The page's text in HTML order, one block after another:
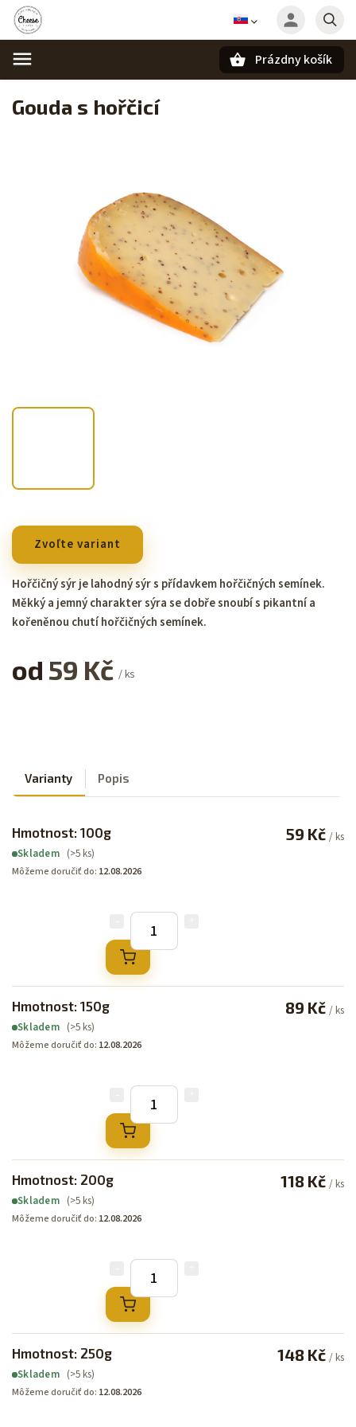
Prázdny košík
Gouda s hořčicí
od 59 Kč / ks
Zvoľte variant
Hořčičný sýr je lahodný sýr s přídavkem hořčičných semínek.
Měkký a jemný charakter sýra se dobře snoubí s pikantní a
kořeněnou chutí hořčičných semínek.
Varianty Popis
Hmotnost: 100g
Skladem (>5 ks)
Môžeme doručiť do: 12.08.2026
59 Kč / ks
Hmotnost: 150g
Skladem (>5 ks)
Môžeme doručiť do: 12.08.2026
89 Kč / ks
Hmotnost: 200g
Skladem (>5 ks)
Môžeme doručiť do: 12.08.2026
118 Kč / ks
Hmotnost: 250g
Skladem (>5 ks)
Môžeme doručiť do: 12.08.2026
148 Kč / ks